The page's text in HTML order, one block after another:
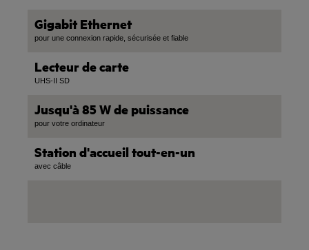
Gigabit Ethernet
pour une connexion rapide, sécurisée et fiable
Lecteur de carte
UHS-II SD
Jusqu'à 85 W de puissance
pour votre ordinateur
Station d'accueil tout-en-un
avec câble